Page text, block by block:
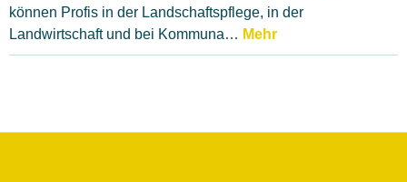
können Profis in der Landschaftspflege, in der
Landwirtschaft und bei Kommuna… Mehr